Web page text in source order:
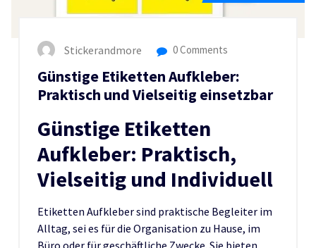
Stickerandmore 0 Comments
Günstige Etiketten Aufkleber:
Praktisch und Vielseitig einsetzbar
Günstige Etiketten
Aufkleber: Praktisch,
Vielseitig und Individuell
Etiketten Aufkleber sind praktische Begleiter im
Alltag, sei es für die Organisation zu Hause, im
Büro oder für geschäftliche Zwecke. Sie bieten